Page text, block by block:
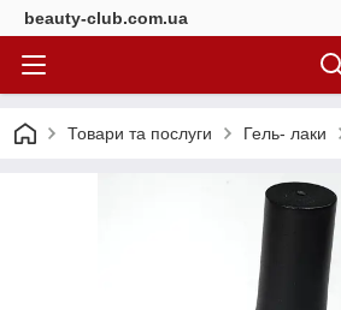
beauty-club.com.ua
Товари та послуги Гель- лаки